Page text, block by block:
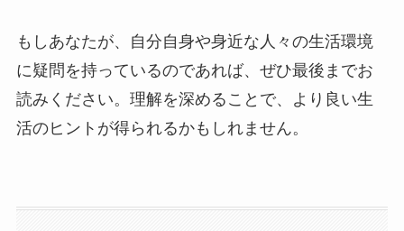
もしあなたが、自分自身や身近な人々の生活環境
に疑問を持っているのであれば、ぜひ最後までお
読みください。理解を深めることで、より良い生
活のヒントが得られるかもしれません。